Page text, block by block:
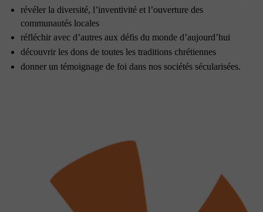
révéler la diversité, l’inventivité et l’ouverture des
communautés locales
réfléchir avec d’autres aux défis du monde d’aujourd’hui
découvrir les dons de toutes les traditions chrétiennes
donner un témoignage de foi dans nos sociétés sécularisées.